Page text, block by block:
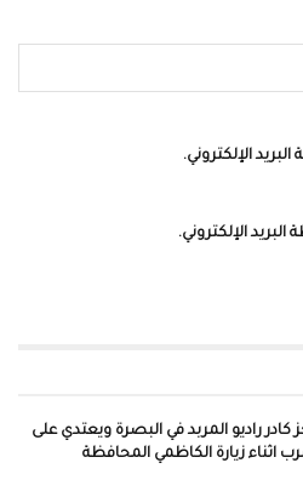
الإلكتروني.
الإلكتروني.
راديو المربد في البصرة ويعتدي على
اثناء زيارة الكاظمي المحافظة